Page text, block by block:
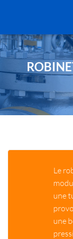
Le
une
une